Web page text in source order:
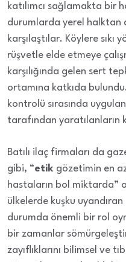
katılımcı sağlamakta bir
durumlarda yerel halktan
karşılaştılar. Köylere
rüşvetle elde etmeye
karşılığında gelen sert
ortamına katkıda
kontrolü sırasında
tarafından yaratılanların
Batılı ilaç firmaları da
gibi, “etik gözetimin en
hastaların bol miktarda”
ülkelerde kuşku
durumda önemli bir rol
bir zamanlar
zayıflıklarını bilimsel ve